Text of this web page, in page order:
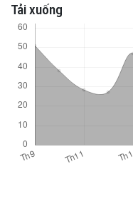
Tải xuống